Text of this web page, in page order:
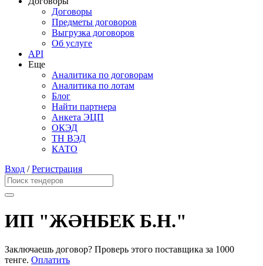
Договоры
Предметы договоров
Выгрузка договоров
Об услуге
API
Еще
Аналитика по договорам
Аналитика по лотам
Блог
Найти партнера
Анкета ЭЦП
ОКЭД
ТН ВЭД
КАТО
Вход /Регистрация
ИП "ЖӘНБЕК Б.Н."
Заключаешь договор? Проверь этого поставщика за 1000
тенге. Оплатить